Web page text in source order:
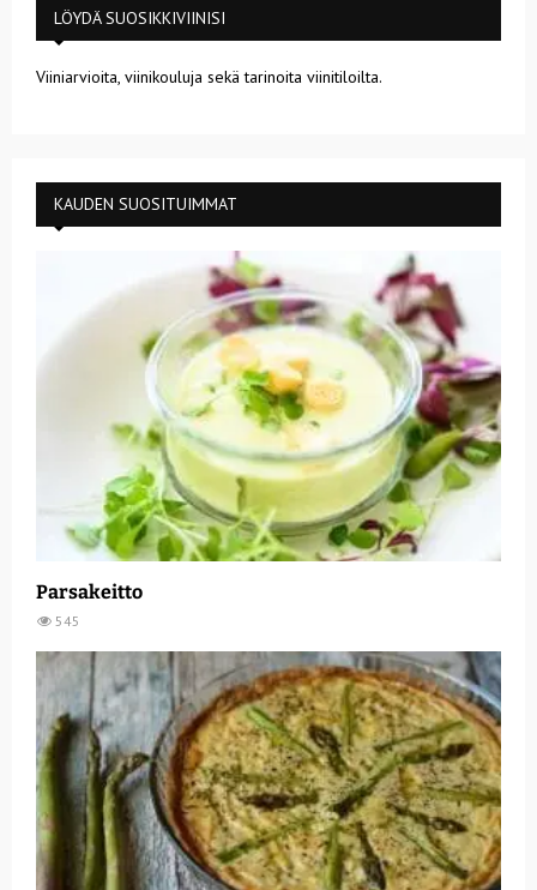
LÖYDÄ SUOSIKKIVIINISI
Viiniarvioita, viinikouluja sekä tarinoita viinitiloilta.
KAUDEN SUOSITUIMMAT
Parsakeitto
545